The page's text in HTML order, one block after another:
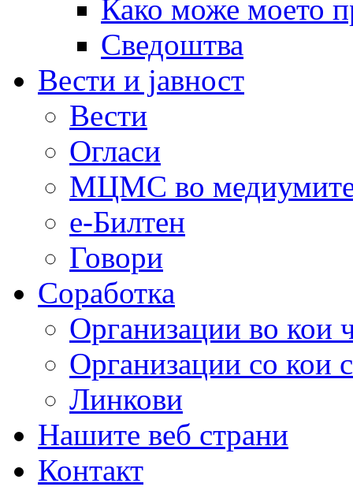
Како може моето
Сведоштва
Вести и јавност
Вести
Огласи
МЦМС во
е-Билтен
Говори
Соработка
Организации во кои
Организации со кои
Линкови
Нашите веб страни
Контакт